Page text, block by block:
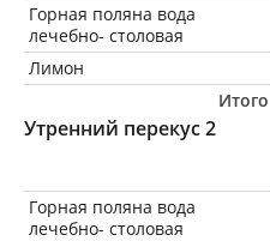
Горная поляна вода
лечебно- столовая
Лимон
Итого
Утренний перекус 2
Горная поляна вода
лечебно- столовая